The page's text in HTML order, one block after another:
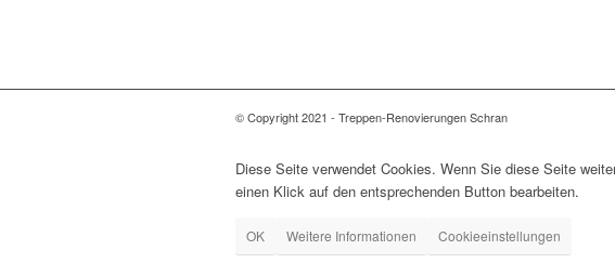
© Copyright 2021 - Treppen-Renovierungen Schran
Diese Seite verwendet Cookies. Wenn Sie diese Seite
einen Klick auf den entsprechenden Button bearbeiten.
OK Weitere Informationen Cookieeinstellungen